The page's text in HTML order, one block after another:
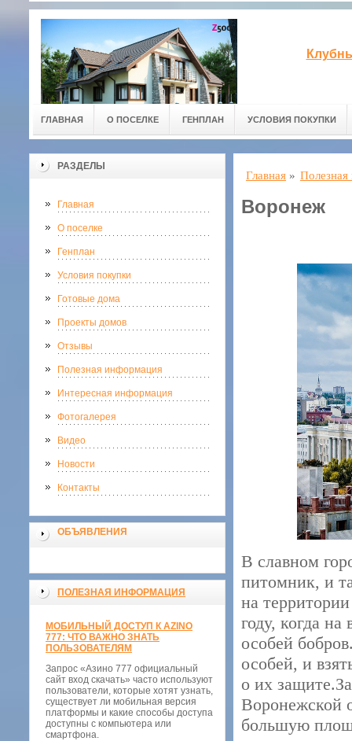
ГЛАВНАЯ О ПОСЕЛКЕ ГЕНПЛАН УСЛОВИЯ ПОКУПКИ
РАЗДЕЛЫ
Главная
О поселке
Генплан
Условия покупки
Готовые дома
Проекты домов
Отзывы
Полезная информация
Интересная информация
Фотогалерея
Видео
Новости
Контакты
ОБЪЯВЛЕНИЯ
ПОЛЕЗНАЯ ИНФОРМАЦИЯ
МОБИЛЬНЫЙ ДОСТУП К AZINO
777: ЧТО ВАЖНО ЗНАТЬ
ПОЛЬЗОВАТЕЛЯМ
Запрос «Азино 777 официальный
сайт вход скачать» часто используют
пользователи, которые хотят узнать,
существует ли мобильная версия
платформы и какие способы доступа
доступны с компьютера или
смартфона.
Главная »
Воронеж
В славном
питомник, и
на
году, когда
особей
особей, и
о их
Воронежской
большую